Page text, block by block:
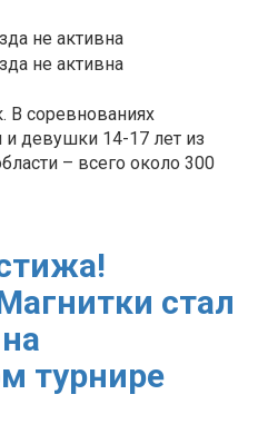
В соревнованиях
девушки 14-17 лет из
– всего около 300
стал
турнире